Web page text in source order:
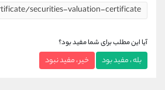
آیا این مطلب برای شما مفید بود؟
بله ، مفید بود خیر ، مفید نبود